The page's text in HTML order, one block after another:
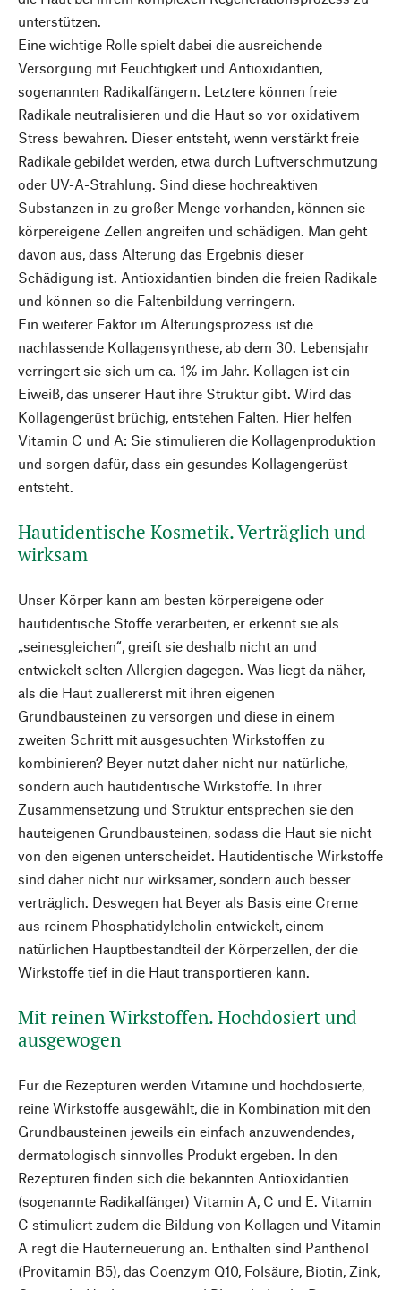
unterstützen.
Eine wichtige Rolle spielt dabei die ausreichende
Versorgung mit Feuchtigkeit und Antioxidantien,
sogenannten Radikalfängern. Letztere können freie
Radikale neutralisieren und die Haut so vor oxidativem
Stress bewahren. Dieser entsteht, wenn verstärkt freie
Radikale gebildet werden, etwa durch Luftverschmutzung
oder UV-A-Strahlung. Sind diese hochreaktiven
Substanzen in zu großer Menge vorhanden, können sie
körpereigene Zellen angreifen und schädigen. Man geht
davon aus, dass Alterung das Ergebnis dieser
Schädigung ist. Antioxidantien binden die freien Radikale
und können so die Faltenbildung verringern.
Ein weiterer Faktor im Alterungsprozess ist die
nachlassende Kollagensynthese, ab dem 30. Lebensjahr
verringert sie sich um ca. 1% im Jahr. Kollagen ist ein
Eiweiß, das unserer Haut ihre Struktur gibt. Wird das
Kollagengerüst brüchig, entstehen Falten. Hier helfen
Vitamin C und A: Sie stimulieren die Kollagenproduktion
und sorgen dafür, dass ein gesundes Kollagengerüst
entsteht.
Hautidentische Kosmetik. Verträglich und
wirksam
Unser Körper kann am besten körpereigene oder
hautidentische Stoffe verarbeiten, er erkennt sie als
„seinesgleichen“, greift sie deshalb nicht an und
entwickelt selten Allergien dagegen. Was liegt da näher,
als die Haut zuallererst mit ihren eigenen
Grundbausteinen zu versorgen und diese in einem
zweiten Schritt mit ausgesuchten Wirkstoffen zu
kombinieren? Beyer nutzt daher nicht nur natürliche,
sondern auch hautidentische Wirkstoffe. In ihrer
Zusammensetzung und Struktur entsprechen sie den
hauteigenen Grundbausteinen, sodass die Haut sie nicht
von den eigenen unterscheidet. Hautidentische Wirkstoffe
sind daher nicht nur wirksamer, sondern auch besser
verträglich. Deswegen hat Beyer als Basis eine Creme
aus reinem Phosphatidylcholin entwickelt, einem
natürlichen Hauptbestandteil der Körperzellen, der die
Wirkstoffe tief in die Haut transportieren kann.
Mit reinen Wirkstoffen. Hochdosiert und
ausgewogen
Für die Rezepturen werden Vitamine und hochdosierte,
reine Wirkstoffe ausgewählt, die in Kombination mit den
Grundbausteinen jeweils ein einfach anzuwendendes,
dermatologisch sinnvolles Produkt ergeben. In den
Rezepturen finden sich die bekannten Antioxidantien
(sogenannte Radikalfänger) Vitamin A, C und E. Vitamin
C stimuliert zudem die Bildung von Kollagen und Vitamin
A regt die Hauterneuerung an. Enthalten sind Panthenol
(Provitamin B5), das Coenzym Q10, Folsäure, Biotin, Zink,